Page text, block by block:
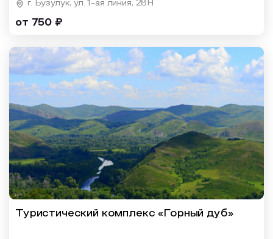
г. Бузулук, ул. 1-ая линия, 28Н
от 750 ₽
Туристический комплекс «Горный дуб»